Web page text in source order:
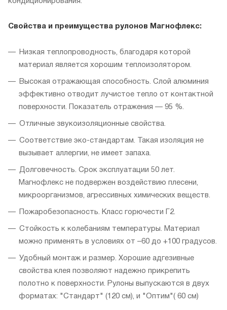
Свойства и преимущества рулонов Магнофлекс:
Низкая теплопроводность, благодаря которой
материал является хорошим теплоизолятором.
Высокая отражающая способность. Слой алюминия
эффективно отводит лучистое тепло от контактной
поверхности. Показатель отражения — 95 %.
Отличные звукоизоляционные свойства.
Соответствие эко-стандартам. Такая изоляция не
вызывает аллергии, не имеет запаха.
Долговечность. Срок эксплуатации 50 лет.
Магнофлекс не подвержен воздействию плесени,
микроорганизмов, агрессивных химических веществ.
Пожаробезопасность. Класс горючести Г2.
Стойкость к колебаниям температуры. Материал
можно применять в условиях от –60 до +100 градусов.
Удобный монтаж и размер. Хорошие адгезивные
свойства клея позволяют надежно прикрепить
полотно к поверхности. Рулоны выпускаются в двух
форматах: "Стандарт" (120 см), и "Оптим"( 60 см)